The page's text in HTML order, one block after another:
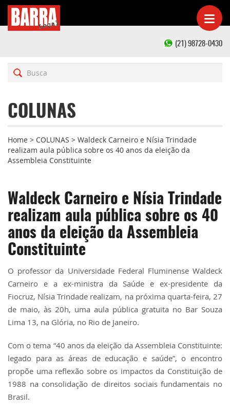
(21) 98728-0430
COLUNAS
Home > COLUNAS > Waldeck Carneiro e Nísia Trindade
realizam aula pública sobre os 40 anos da eleição da
Assembleia Constituinte
Waldeck Carneiro e Nísia Trindade
realizam aula pública sobre os 40
anos da eleição da Assembleia
Constituinte
O professor da Universidade Federal Fluminense Waldeck
Carneiro e a ex-ministra da Saúde e ex-presidente da
Fiocruz, Nísia Trindade realizam, na próxima quarta-feira, 27
de maio, às 20h, uma aula pública gratuita no Bar Souza
Lima 13, na Glória, no Rio de Janeiro.
Com o tema “40 anos da eleição da Assembleia Constituinte:
legado para as áreas de educação e saúde”, o encontro
propõe uma reflexão sobre os impactos da Constituição de
1988 na consolidação de direitos sociais fundamentais no
Brasil.